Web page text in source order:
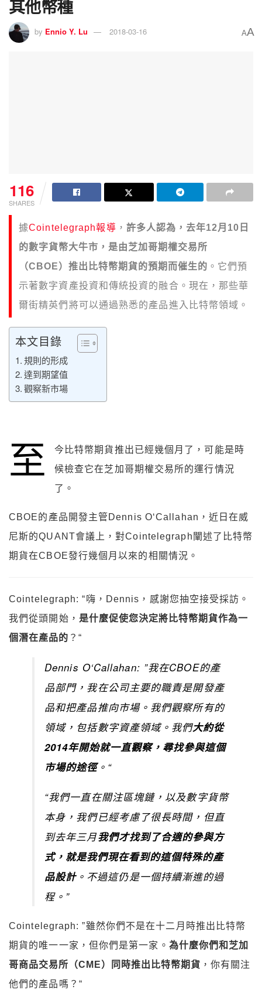
其他幣種
by Ennio Y. Lu 2018-03-16 AA
116
SHARES
據Cointelegraph報導 ， 許多人認為，去年12月10日
的數字貨幣大牛市，是由芝加哥期權交易所
（CBOE）推出比特幣期貨的預期而催生的 。它們預
示著數字資產投資和傳統投資的融合。現在，那些華
爾街精英們將可以通過熟悉的產品進入比特幣領域。
本文目錄
規則的形成
達到期望值
觀察新市場
至
今比特幣期貨推出已經幾個月了，可能是時
候檢查它在芝加哥期權交易所的運行情況
了。
CBOE的產品開發主管Dennis O‘Callahan，近日在威
尼斯的QUANT會議上，對Cointelegraph闡述了比特幣
期貨在CBOE發行幾個月以來的相關情況。
Cointelegraph: “嗨，Dennis，感謝您抽空接受採訪。
我們從頭開始， 是什麼促使您決定將比特幣期貨作為一
個潛在產品的 ？“
Dennis O‘Callahan: ”我在CBOE的產
品部門，我在公司主要的職責是開發產
品和把產品推向市場。我們觀察所有的
領域，包括數字資產領域。我們大約從
2014年開始就一直觀察，尋找參與這個
市場的途徑。“
“我們一直在關注區塊鏈，以及數字貨幣
本身，我們已經考慮了很長時間，但直
到去年三月我們才找到了合適的參與方
式，就是我們現在看到的這個特殊的產
品設計。不過這仍是一個持續漸進的過
程。”
Cointelegraph: ”雖然你們不是在十二月時推出比特幣
期貨的唯一一家，但你們是第一家。 為什麼你們和芝加
哥商品交易所（CME）同時推出比特幣期貨 ，你有關注
他們的產品嗎？“